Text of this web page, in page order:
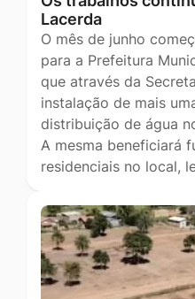
Lacerda
O mês de junho
para a Prefeitura
que através da
instalação de mais
distribuição de água
A mesma beneficiará
residenciais no local,